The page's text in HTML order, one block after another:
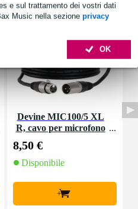
e sul trattamento dei vostri dati
Music nella sezione privacy
OK
Devine MIC100/5 XL
R, cavo per microfono
8,50 €
Disponibile
+